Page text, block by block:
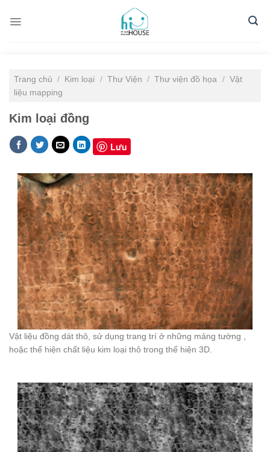
Trang chủ / Kim loại / Thư Viện / Thư viện đồ họa / Vật
liệu mapping
Kim loại đồng
Lưu
Vật liệu đồng dát thô, sử dụng trang trí ở những mảng tường ,
hoặc thể hiện chất liệu kim loại thô trong thể hiện 3D.